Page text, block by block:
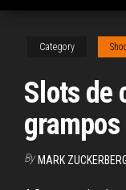
Category
Slots de
By MARK